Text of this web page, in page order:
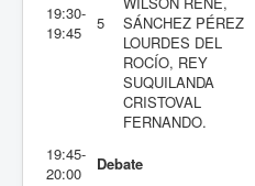
19:30-
19:45
5
SÁNCHEZ PÉREZ
LOURDES DEL
ROCÍO, REY
SUQUILANDA
CRISTOVAL
FERNANDO.
19:45-
20:00
Debate